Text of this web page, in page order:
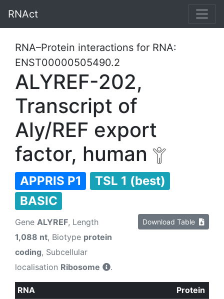
RNAct
RNA–Protein interactions for RNA:
ENST00000505490.2
ALYREF-202,
Transcript of
Aly/REF export
factor, human
APPRIS P1
TSL 1 (best)
BASIC
Gene ALYREF, Length
1,088 nt, Biotype protein
coding, Subcellular
localisation Ribosome .
Download Table
RNA Protein